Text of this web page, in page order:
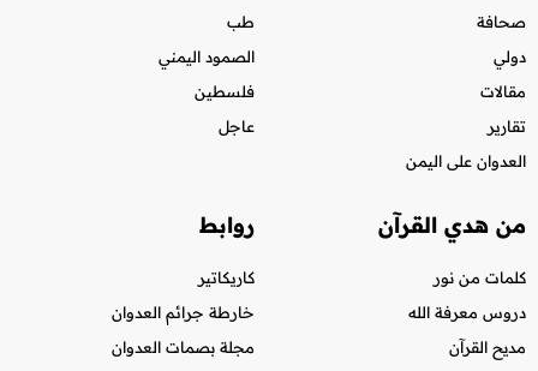
صحافة
دولي
مقالات
تقارير
العدوان على اليمن
طب
الصمود اليمني
فلسطين
عاجل
من هدي القرآن
كلمات من نور
دروس معرفة الله
مديح القرآن
روابط
كاريكاتير
خارطة جرائم العدوان
مجلة بصمات العدوان